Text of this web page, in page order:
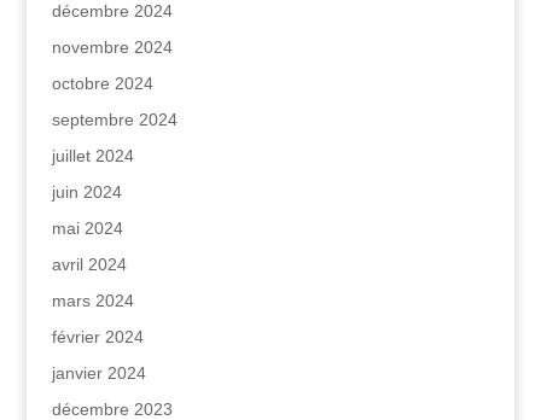
décembre 2024
novembre 2024
octobre 2024
septembre 2024
juillet 2024
juin 2024
mai 2024
avril 2024
mars 2024
février 2024
janvier 2024
décembre 2023